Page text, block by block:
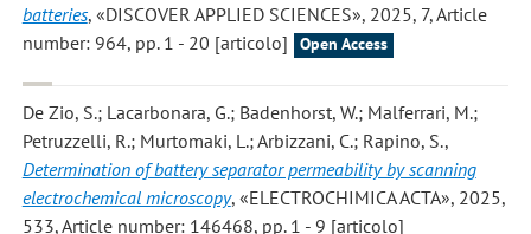
batteries, «DISCOVER APPLIED SCIENCES», 2025, 7, Article
number: 964, pp. 1 - 20 [articolo]
Open Access
De Zio, S.; Lacarbonara, G.; Badenhorst, W.; Malferrari, M.;
Petruzzelli, R.; Murtomaki, L.; Arbizzani, C.; Rapino, S.,
Determination of battery separator permeability by scanning
electrochemical microscopy, «ELECTROCHIMICA ACTA», 2025,
533, Article number: 146468, pp. 1 - 9 [articolo]